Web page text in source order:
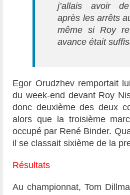
j’allais avoir
après les arrêts
même si Roy
avance était
Egor Orudzhev remportait
du week-end devant Roy
donc deuxième des deux
alors que la troisième
occupé par René Binder.
il se classait sixième de la
Résultats
Au championnat, Tom